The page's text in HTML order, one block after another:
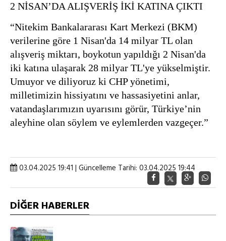
2 NİSAN’DA ALIŞVERİŞ İKİ KATINA ÇIKTI
“Nitekim Bankalararası Kart Merkezi (BKM)
verilerine göre 1 Nisan'da 14 milyar TL olan
alışveriş miktarı, boykotun yapıldığı 2 Nisan'da
iki katına ulaşarak 28 milyar TL'ye yükselmiştir.
Umuyor ve diliyoruz ki CHP yönetimi,
milletimizin hissiyatını ve hassasiyetini anlar,
vatandaşlarımızın uyarısını görür, Türkiye’nin
aleyhine olan söylem ve eylemlerden vazgeçer.”
03.04.2025 19:41 | Güncelleme Tarihi: 03.04.2025 19:44
DİĞER HABERLER